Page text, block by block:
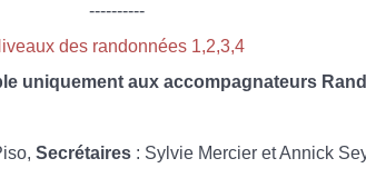
----------
des randonnées 1,2,3,4
uniquement aux accompagnateurs
Secrétaires : Sylvie Mercier et Annick